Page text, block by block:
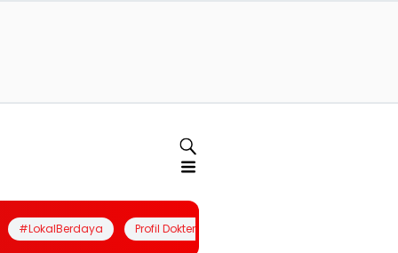
#LokalBerdaya Profil Dokter